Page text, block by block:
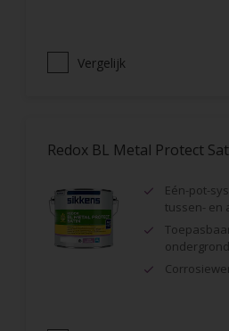
Vergelijk
Redox BL Metal Protect
Eén-pot-
tussen- en